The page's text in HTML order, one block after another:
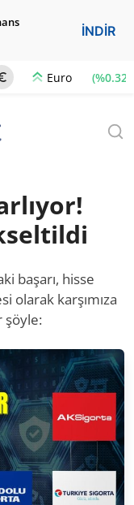
İNDİR
Euro (%0.32)
başarı, hisse
olarak karşımıza
şöyle: